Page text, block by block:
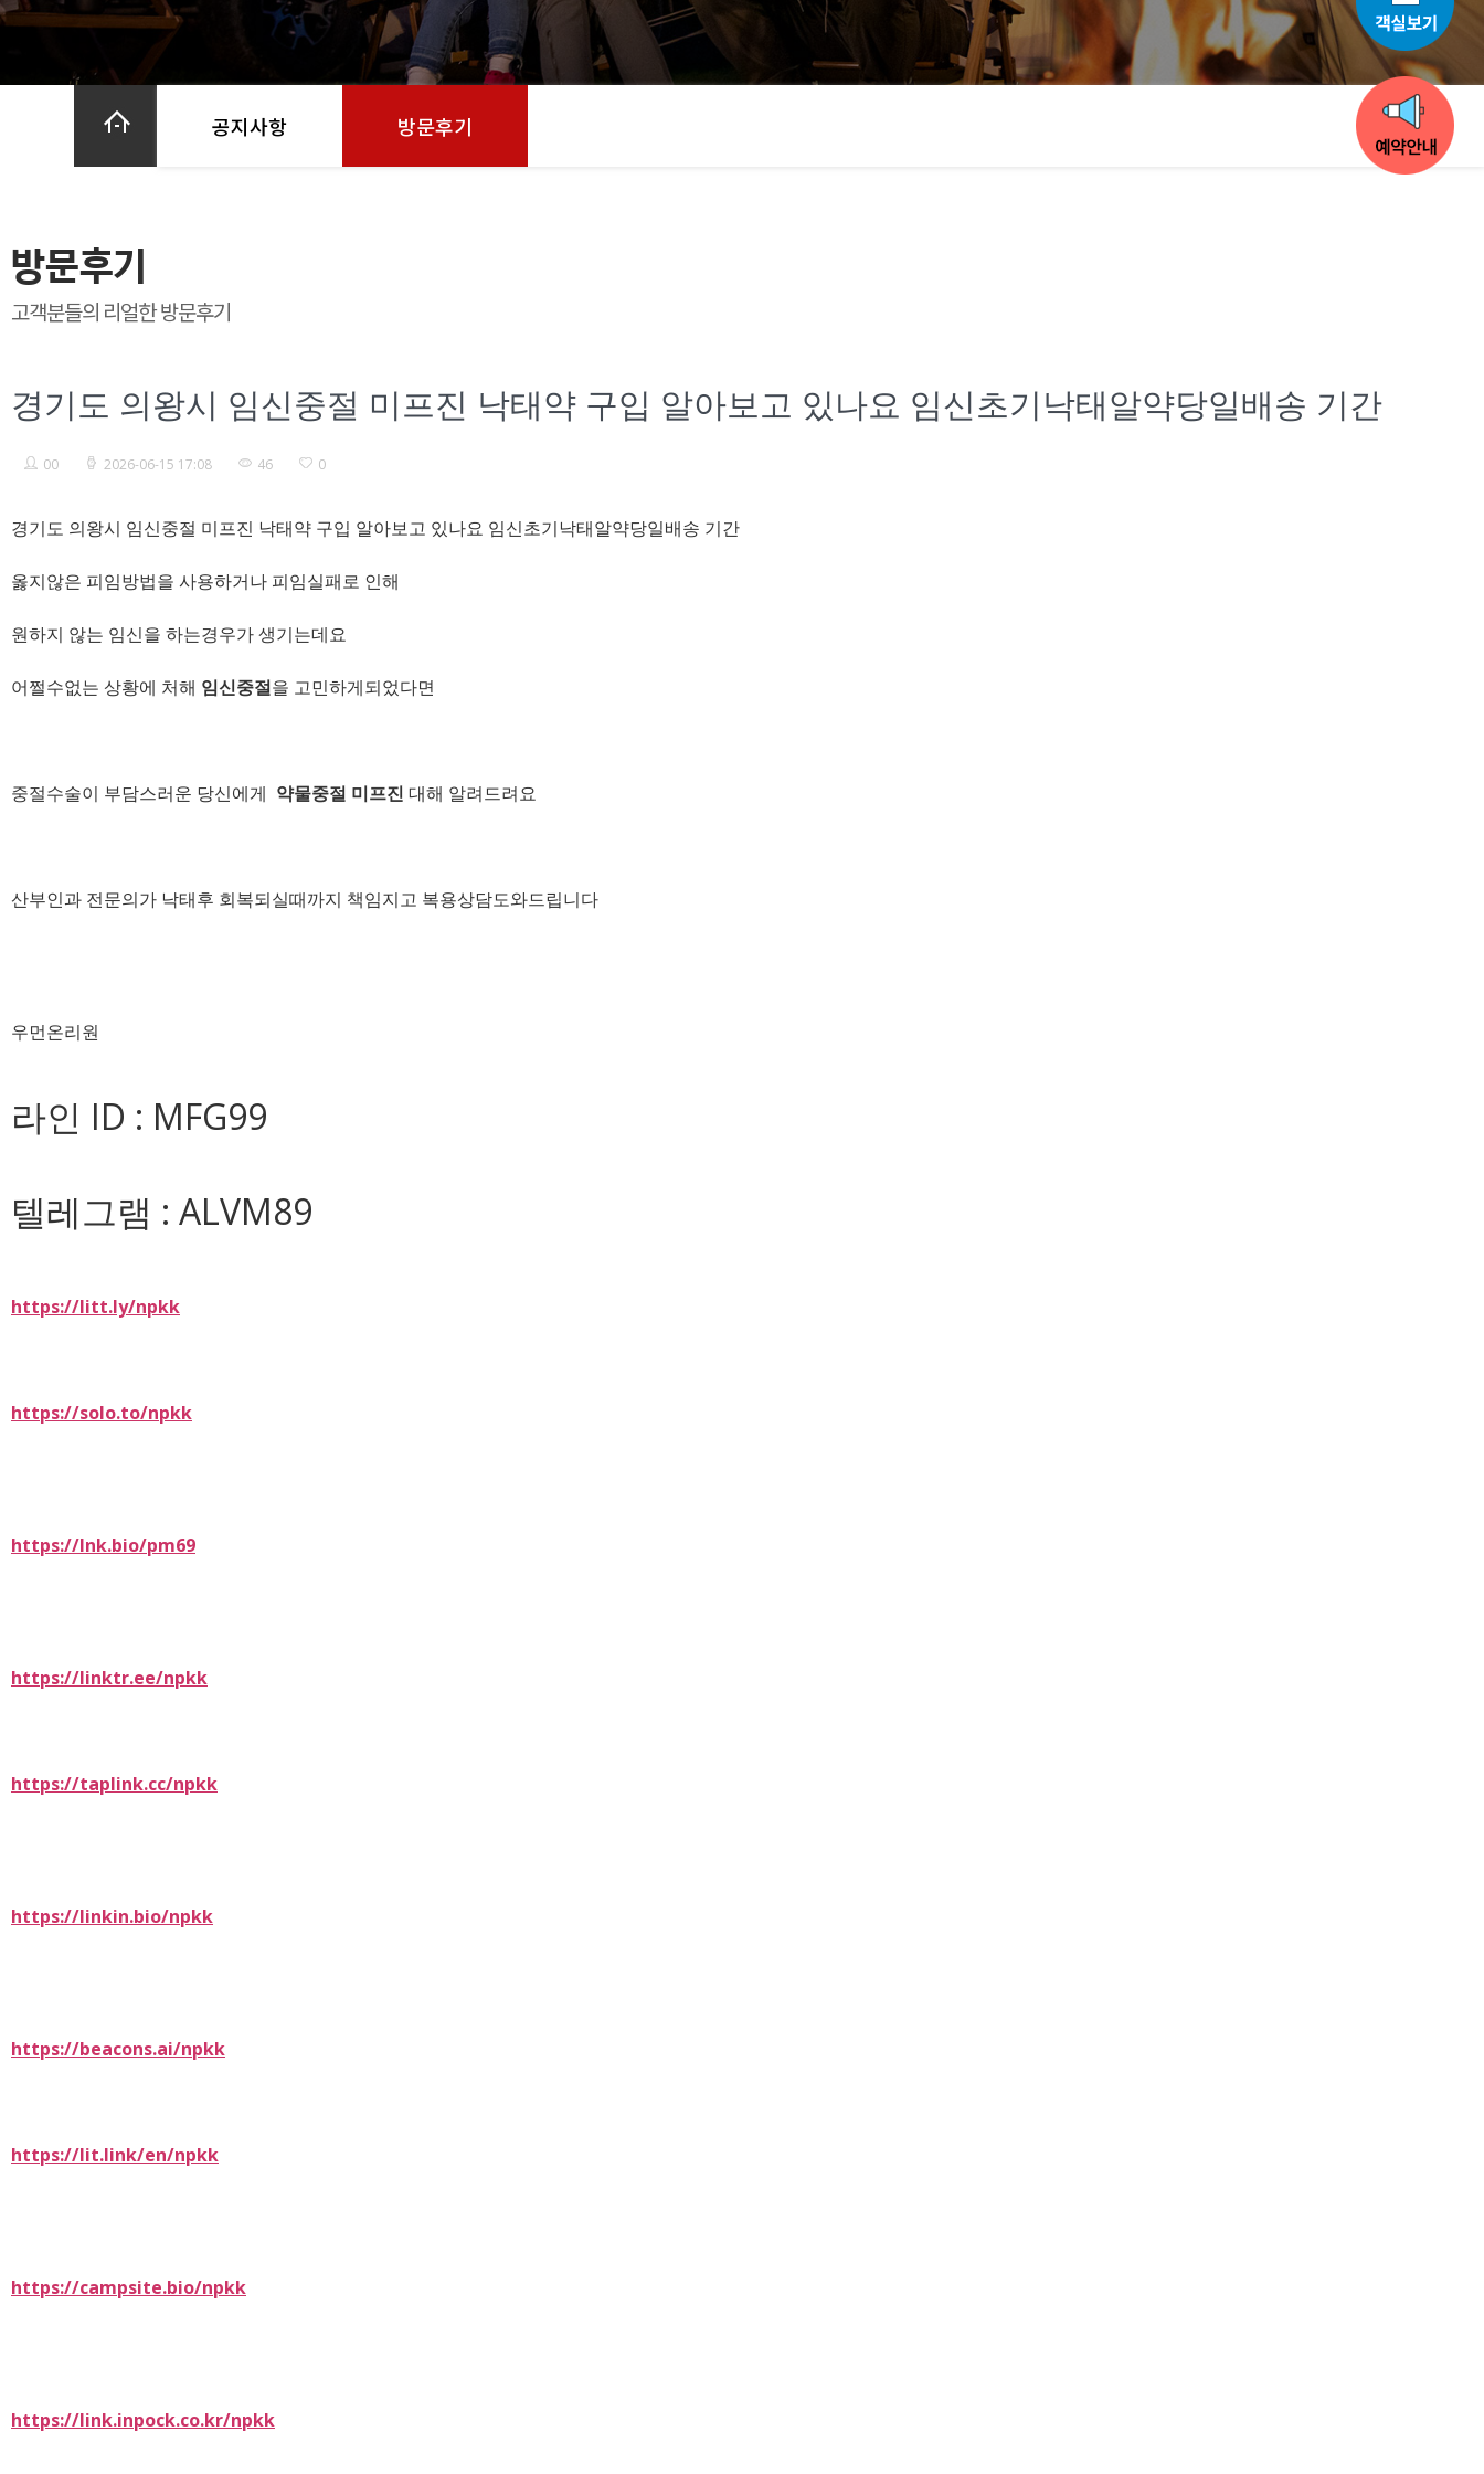
공지사항 방문후기
방문후기
고객분들의 리얼한 방문후기
경기도 의왕시 임신중절 미프진 낙태약 구입 알아보고 있나요 임신초기낙태알약당일배송 기간
00 2026-06-15 17:08 46 0
경기도 의왕시 임신중절 미프진 낙태약 구입 알아보고 있나요 임신초기낙태알약당일배송 기간
옳지않은 피임방법을 사용하거나 피임실패로 인해
원하지 않는 임신을 하는경우가 생기는데요
어쩔수없는 상황에 처해 임신중절을 고민하게되었다면
중절수술이 부담스러운 당신에게 약물중절 미프진 대해 알려드려요
산부인과 전문의가 낙태후 회복되실때까지 책임지고 복용상담도와드립니다
우먼온리원
라인 ID : MFG99
텔레그램 : ALVM89
https://litt.ly/npkk
https://solo.to/npkk
https://lnk.bio/pm69
https://linktr.ee/npkk
https://taplink.cc/npkk
https://linkin.bio/npkk
https://beacons.ai/npkk
https://lit.link/en/npkk
https://campsite.bio/npkk
https://link.inpock.co.kr/npkk